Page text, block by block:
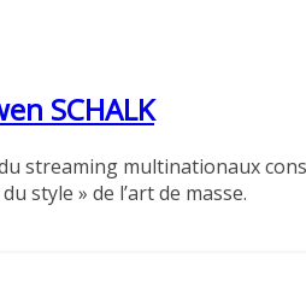
SCHALK
streaming multinationaux
style » de l’art de masse.